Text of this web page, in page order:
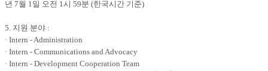
년 7월 1일 오전 1시 59분 (한국시간 기준)
5. 지원 분야 :
· Intern - Administration
· Intern - Communications and Advocacy
· Intern - Development Cooperation Team